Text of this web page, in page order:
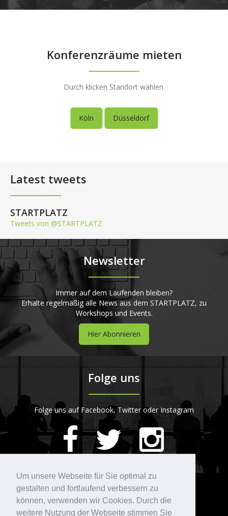
Um unsere Webseite für Sie optimal zu
gestalten und fortlaufend verbessern zu
können, verwenden wir Cookies. Durch die
weitere Nutzung der Webseite stimmen Sie
Konferenzräume mieten
Durch klicken Standort wählen.
Köln Düsseldorf
Latest tweets
STARTPLATZ
Tweets von @STARTPLATZ
Newsletter
Immer auf dem Laufenden bleiben?
Erhalte regelmäßig alle News aus dem STARTPLATZ, zu
Workshops und Events.
Hier Abonnieren
Folge uns
Folge uns auf Facebook, Twitter oder Instagram
STARTPLATZ
420Bewertungen auf ProvenExpert.com
Kontakt